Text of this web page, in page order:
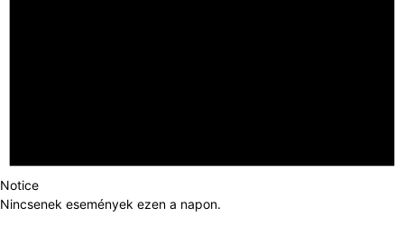
Notice
Nincsenek események ezen a napon.